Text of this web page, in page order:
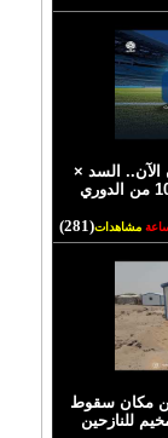
الآن.. السد ×
اتحاد حضرموت ضمن الجولة الـ10 من الدوري
مشاهدات(281)
مكان سقوط
للنازحين